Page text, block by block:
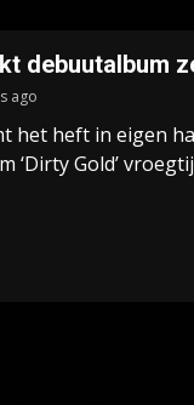
debuutalbum
ago
het heft in eigen
‘Dirty Gold’